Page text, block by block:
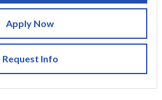
Apply Now
Request Info